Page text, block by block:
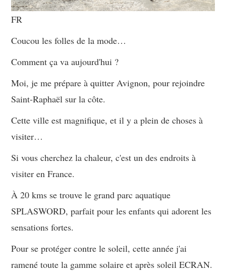
FR
Coucou les folles de la mode…
Comment ça va aujourd'hui ?
Moi, je me prépare à quitter Avignon, pour rejoindre
Saint-Raphaël sur la côte.
Cette ville est magnifique, et il y a plein de choses à
visiter…
Si vous cherchez la chaleur, c'est un des endroits à
visiter en France.
À 20 kms se trouve le grand parc aquatique
SPLASWORD, parfait pour les enfants qui adorent les
sensations fortes.
Pour se protéger contre le soleil, cette année j'ai
ramené toute la gamme solaire et après soleil ECRAN.